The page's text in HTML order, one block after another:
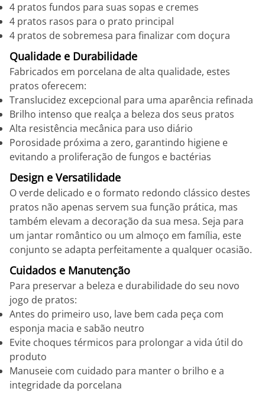
4 pratos fundos para suas sopas e cremes
4 pratos rasos para o prato principal
4 pratos de sobremesa para finalizar com doçura
Qualidade e Durabilidade
Fabricados em porcelana de alta qualidade, estes
pratos oferecem:
Translucidez excepcional para uma aparência refinada
Brilho intenso que realça a beleza dos seus pratos
Alta resistência mecânica para uso diário
Porosidade próxima a zero, garantindo higiene e
evitando a proliferação de fungos e bactérias
Design e Versatilidade
O verde delicado e o formato redondo clássico destes
pratos não apenas servem sua função prática, mas
também elevam a decoração da sua mesa. Seja para
um jantar romântico ou um almoço em família, este
conjunto se adapta perfeitamente a qualquer ocasião.
Cuidados e Manutenção
Para preservar a beleza e durabilidade do seu novo
jogo de pratos:
Antes do primeiro uso, lave bem cada peça com
esponja macia e sabão neutro
Evite choques térmicos para prolongar a vida útil do
produto
Manuseie com cuidado para manter o brilho e a
integridade da porcelana